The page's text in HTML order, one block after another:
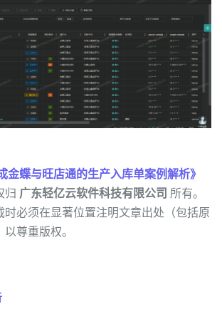
金蝶与旺店通的生产入库单案例解析》
归 广东轻亿云软件科技有限公司 所有。
时必须在显著位置注明文章出处（包括原
尊重版权。